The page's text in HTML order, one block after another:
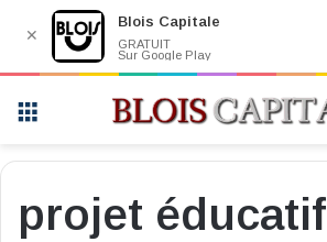
projet éducatif
✕
Blois Capitale
GRATUIT
Sur Google Play